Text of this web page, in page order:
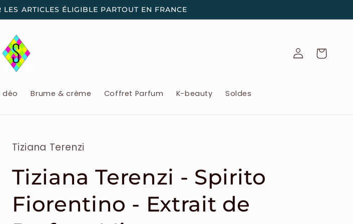
ARTICLES ÉLIGIBLE PARTOUT EN FRANCE
déo Brume & crème Coffret Parfum K-beauty Soldes
ConnexionPanier
Tiziana Terenzi
Tiziana Terenzi - Spirito
Fiorentino - Extrait de